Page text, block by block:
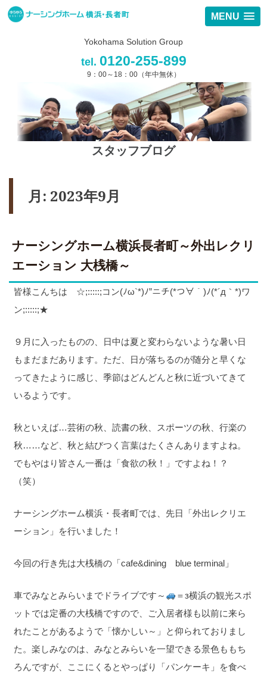
MENU
Yokohama Solution Group
tel. 0120-255-899
9：00～18：00（年中無休）
スタッフブログ
月: 2023年9月
ナーシングホーム横浜長者町～外出レクリ
エーション 大桟橋～
皆様こんちは ☆;:::::;コン(ﾉω`*)ﾉ”ニチ(*つ∀｀)ﾉ(*´д｀*)ワ
ン;:::::;★
９月に入ったものの、日中は夏と変わらないような暑い日
もまだまだあります。ただ、日が落ちるのが随分と早くな
ってきたように感じ、季節はどんどんと秋に近づいてきて
いるようです。
秋といえば…芸術の秋、読書の秋、スポーツの秋、行楽の
秋……など、秋と結びつく言葉はたくさんありますよね。
でもやはり皆さん一番は「食欲の秋！」ですよね！？
（笑）
ナーシングホーム横浜・長者町では、先日「外出レクリエ
ーション」を行いました！
今回の行き先は大桟橋の「cafe&dining blue terminal」
車でみなとみらいまでドライブです～
＝з横浜の観光スポ
ットでは定番の大桟橋ですので、ご入居者様も以前に来ら
れたことがあるようで「懐かしい～」と仰られておりまし
た。楽しみなのは、みなとみらいを一望できる景色ももち
ろんですが、ここにくるとやっぱり「パンケーキ」を食べ